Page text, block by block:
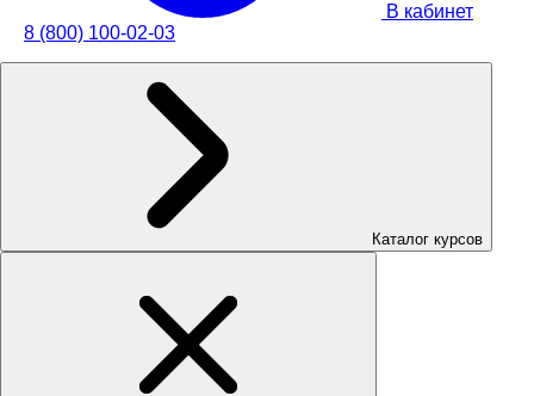
В кабинет
8 (800) 100-02-03
Каталог курсов